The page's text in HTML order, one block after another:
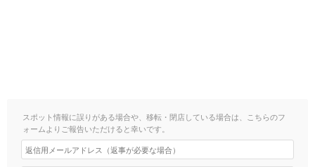
スポット情報に誤りがある場合や、移転・閉店している場合は、こちらのフ
ォームよりご報告いただけると幸いです。